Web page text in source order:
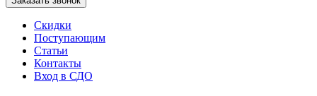
Скидки
Поступающим
Статьи
Контакты
Вход в СДО